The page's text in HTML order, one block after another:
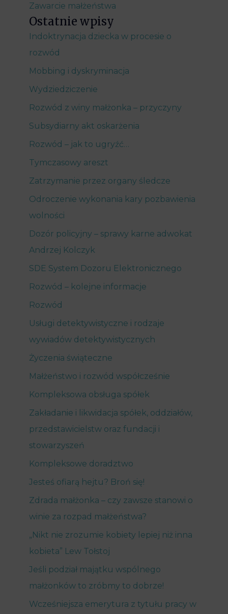
Zawarcie małżeństwa
Ostatnie wpisy
Indoktrynacja dziecka w procesie o
rozwód
Mobbing i dyskryminacja
Wydziedziczenie
Rozwód z winy małżonka – przyczyny
Subsydiarny akt oskarżenia
Rozwód – jak to ugryźć…
Tymczasowy areszt
Zatrzymanie przez organy śledcze
Odroczenie wykonania kary pozbawienia
wolności
Dozór policyjny – sprawy karne adwokat
Andrzej Kolczyk
SDE System Dozoru Elektronicznego
Rozwód – kolejne informacje
Rozwód
Usługi detektywistyczne i rodzaje
wywiadów detektywistycznych
Życzenia świąteczne
Małżeństwo i rozwód współcześnie
Kompleksowa obsługa spółek
Zakładanie i likwidacja spółek, oddziałów,
przedstawicielstw oraz fundacji i
stowarzyszeń
Kompleksowe doradztwo
Jesteś ofiarą hejtu? Broń się!
Zdrada małżonka – czy zawsze stanowi o
winie za rozpad małżeństwa?
„Nikt nie zrozumie kobiety lepiej niż inna
kobieta” Lew Tołstoj
Jeśli podział majątku wspólnego
małżonków to zróbmy to dobrze!
Wcześniejsza emerytura z tytułu pracy w